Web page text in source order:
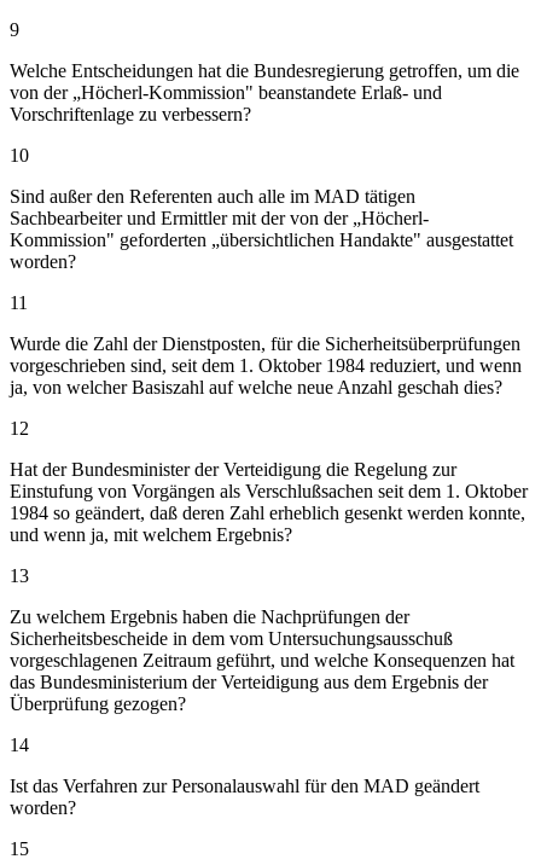
9
Welche Entscheidungen hat die Bundesregierung getroffen, um die
von der „Höcherl-Kommission" beanstandete Erlaß- und
Vorschriftenlage zu verbessern?
10
Sind außer den Referenten auch alle im MAD tätigen
Sachbearbeiter und Ermittler mit der von der „Höcherl-
Kommission" geforderten „übersichtlichen Handakte" ausgestattet
worden?
11
Wurde die Zahl der Dienstposten, für die Sicherheitsüberprüfungen
vorgeschrieben sind, seit dem 1. Oktober 1984 reduziert, und wenn
ja, von welcher Basiszahl auf welche neue Anzahl geschah dies?
12
Hat der Bundesminister der Verteidigung die Regelung zur
Einstufung von Vorgängen als Verschlußsachen seit dem 1. Oktober
1984 so geändert, daß deren Zahl erheblich gesenkt werden konnte,
und wenn ja, mit welchem Ergebnis?
13
Zu welchem Ergebnis haben die Nachprüfungen der
Sicherheitsbescheide in dem vom Untersuchungsausschuß
vorgeschlagenen Zeitraum geführt, und welche Konsequenzen hat
das Bundesministerium der Verteidigung aus dem Ergebnis der
Überprüfung gezogen?
14
Ist das Verfahren zur Personalauswahl für den MAD geändert
worden?
15